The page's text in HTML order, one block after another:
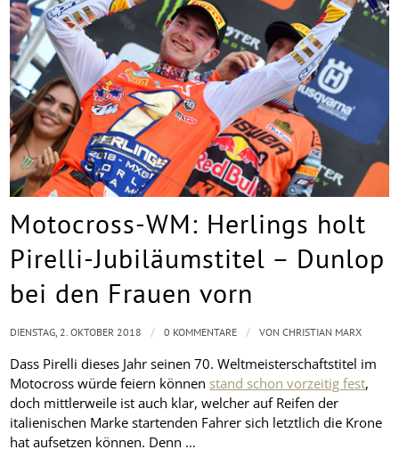
Motocross-WM: Herlings holt
Pirelli-Jubiläumstitel – Dunlop
bei den Frauen vorn
Dass Pirelli dieses Jahr seinen 70. Weltmeisterschaftstitel im
Motocross würde feiern können stand schon vorzeitig fest,
doch mittlerweile ist auch klar, welcher auf Reifen der
italienischen Marke startenden Fahrer sich letztlich die Krone
hat aufsetzen können. Denn …
DIENSTAG, 2. OKTOBER 2018 / 0 KOMMENTARE / VONCHRISTIAN MARX